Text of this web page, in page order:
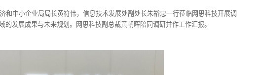
和中小企业局局长黄符伟，信息技术发展处副处长朱裕忠一行莅临网思科技开展调
发展成果与未来规划。网思科技副总裁黄朝晖陪同调研并作工作汇报。